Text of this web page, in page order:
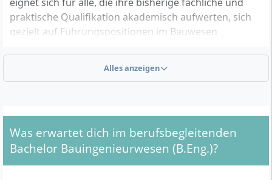
praktische Qualifikation akademisch aufwerten, sich
gezielt auf Führungspositionen im Bauwesen
von Vorleistungen erlaubt es, die Studiendauer zu
Zulassungsvoraussetzungen im Überblick
Alles anzeigen
Was erwartet dich im berufsbegleitenden
Bachelor Bauingenieurwesen (B.Eng.)?